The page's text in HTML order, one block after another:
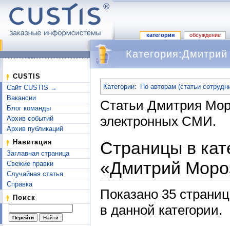
категория обсуждение
CUSTIS
Сайт CUSTIS →
Вакансии
Блог команды
Архив событий
Архив публикаций
Навигация
Заглавная страница
Свежие правки
Случайная статья
Справка
Поиск
Категории: По авторам (статьи
Статьи Дмитрия
электронных СМИ.
Страницы в
«Дмитрий
Показано 35
в данной категории.